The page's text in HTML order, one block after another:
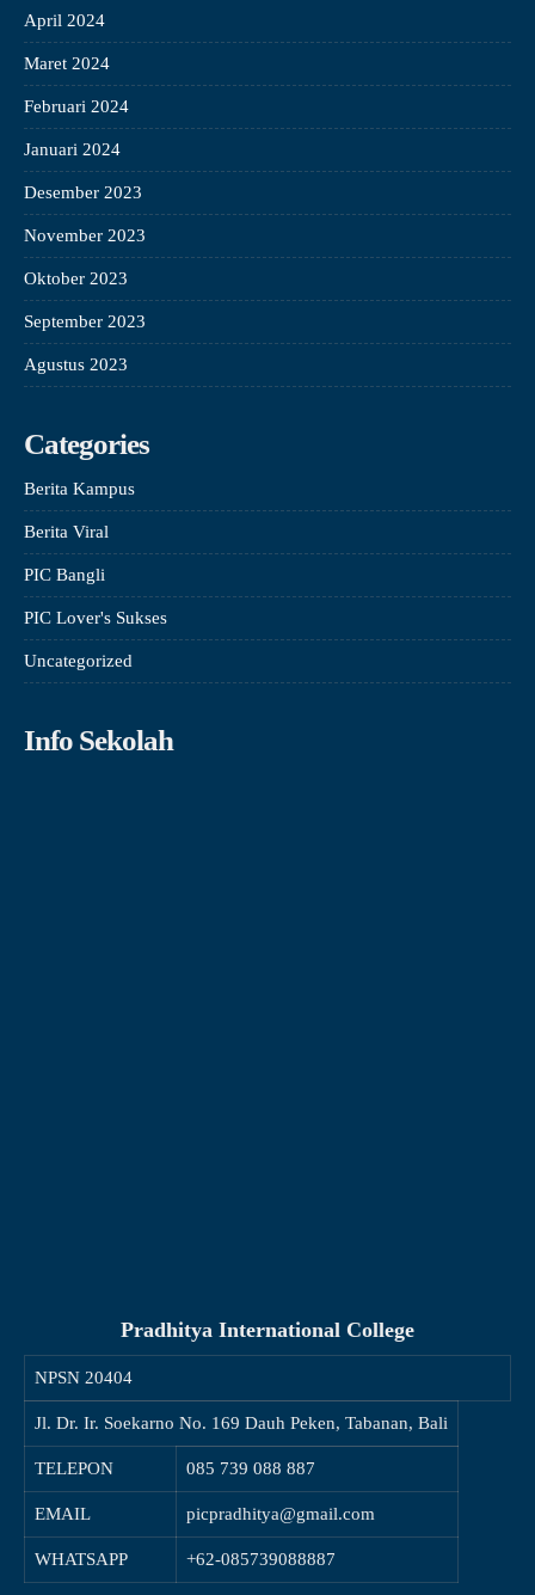
April 2024
Maret 2024
Februari 2024
Januari 2024
Desember 2023
November 2023
Oktober 2023
September 2023
Agustus 2023
Categories
Berita Kampus
Berita Viral
PIC Bangli
PIC Lover's Sukses
Uncategorized
Info Sekolah
Pradhitya International College
NPSN 20404
Jl. Dr. Ir. Soekarno No. 169 Dauh Peken, Tabanan, Bali
TELEPON 085 739 088 887
EMAIL picpradhitya@gmail.com
WHATSAPP +62-085739088887